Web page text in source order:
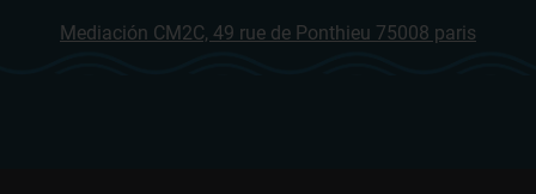
Mediación CM2C, 49 rue de Ponthieu 75008 paris